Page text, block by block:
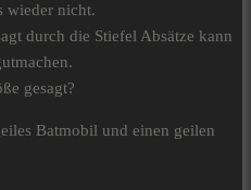
wieder nicht.
durch die Stiefel Absätze kann
gesagt?
Batmobil und einen geilen